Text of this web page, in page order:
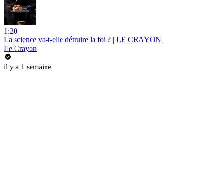
1:20
La science va-t-elle détruire la foi ? | LE CRAYON
Le Crayon
il y a 1 semaine